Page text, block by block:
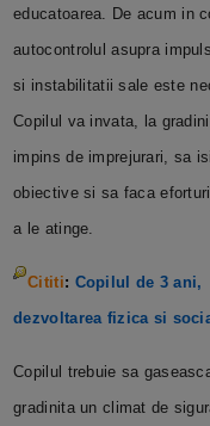
educatoarea. De acum in
autocontrolul asupra
si instabilitatii sale este
Copilul va invata, la
impins de imprejurari, sa
obiective si sa faca
a le atinge.
Cititi: Copilul de 3 ani,
dezvoltarea fizica si
Copilul trebuie sa
gradinita un climat de